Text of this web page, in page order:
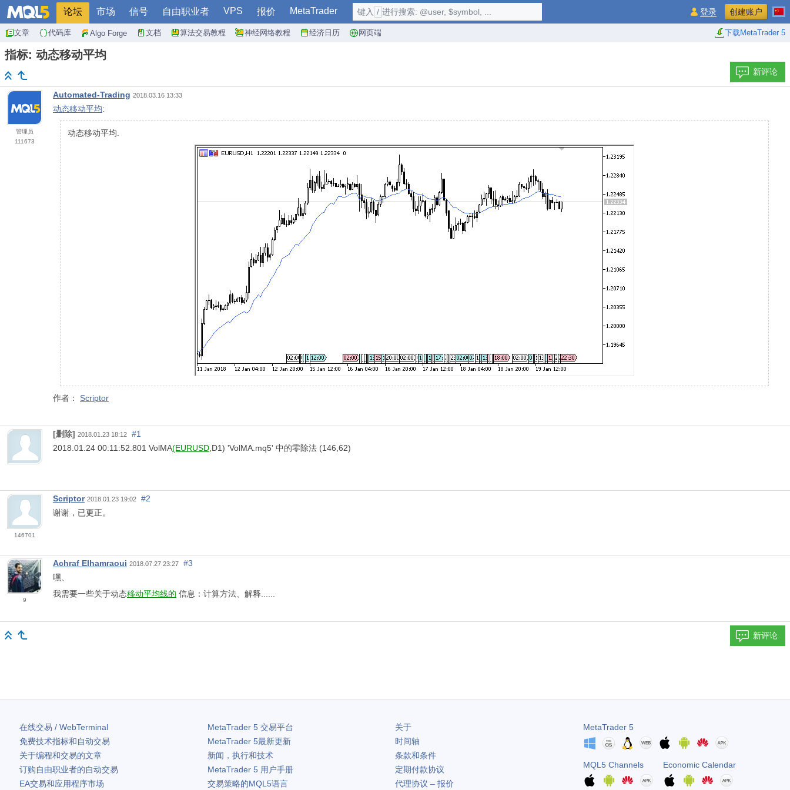
论坛 市场 信号 自由职业者 VPS 报价 MetaTrader
文章 代码库 Algo Forge 文档 算法交易教程 神经网络教程 经济日历 网页端 下载MetaTrader 5
键入 / 进行搜索: @user, $symbol, ... 登录 创建账户
指标: 动态移动平均
新评论
管理员
111673
Automated-Trading 2018.03.16 13:33
动态移动平均:
动态移动平均.
作者： Scriptor
[删除] 2018.01.23 18:12
#1
2018.01.24 00:11:52.801 VolMA(EURUSD ,D1) 'VolMA.mq5' 中的零除法 (146,62)
146701
Scriptor 2018.01.23 19:02
#2
谢谢，已更正。
9
Achraf Elhamraoui 2018.07.27 23:27
#3
嘿、
我需要一些关于动态移动平均线的 信息：计算方法、解释......
新评论
在线交易 / WebTerminal
免费技术指标和自动交易
关于编程和交易的文章
订购自由职业者的自动交易
EA交易和应用程序市场
MetaTrader 5交易平台
MetaTrader 5最新更新
新闻，执行和技术
MetaTrader 5用户手册
交易策略的MQL5语言
关于
时间轴
条款和条件
定期付款协议
代理协议 – 报价
MetaTrader 5
MQL5 Channels Economic Calendar